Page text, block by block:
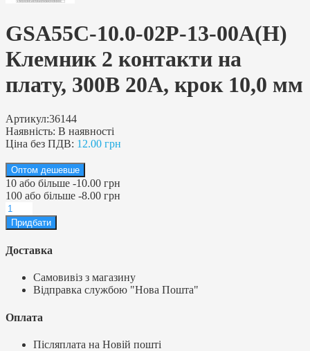
GSA55C-10.0-02P-13-00A(H)
Клемник 2 контакти на
плату, 300В 20А, крок 10,0 мм
Артикул:36144
Наявність: В наявності
Ціна без ПДВ: 12.00 грн
Оптом дешевше
10 або більше -10.00 грн
100 або більше -8.00 грн
Доставка
Самовивіз з магазину
Відправка службою "Нова Пошта"
Оплата
Післяплата на Новій пошті